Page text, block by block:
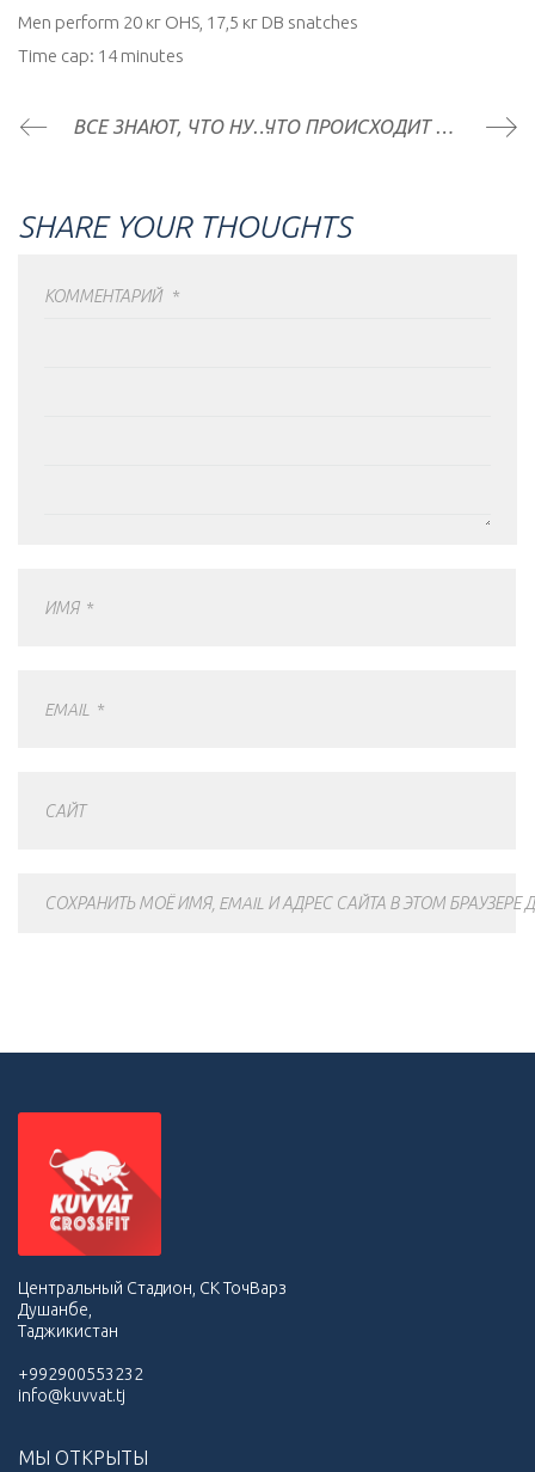
Men perform 20 кг OHS, 17,5 кг DB snatches
Time cap: 14 minutes
ВСЕ ЗНАЮТ, ЧТО НУЖНО РАСТЯГИВАТЬСЯ. НО КАК СДЕЛАТЬ ЭТО ПРАВИЛЬНО? ЧТО ПРОИСХОДИТ С ВАШИМ ТЕЛОМ, КОГДА ВЫ НЕ ТРЕНИРУЕТЕСЬ
SHARE YOUR THOUGHTS
КОММЕНТАРИЙ *
ИМЯ *
EMAIL *
САЙТ
СОХРАНИТЬ МОЁ ИМЯ, EMAIL И АДРЕС САЙТА В ЭТОМ
Центральный Стадион, СК ТочВарз
Душанбе,
Таджикистан
+992900553232
info@kuvvat.tj
МЫ ОТКРЫТЫ